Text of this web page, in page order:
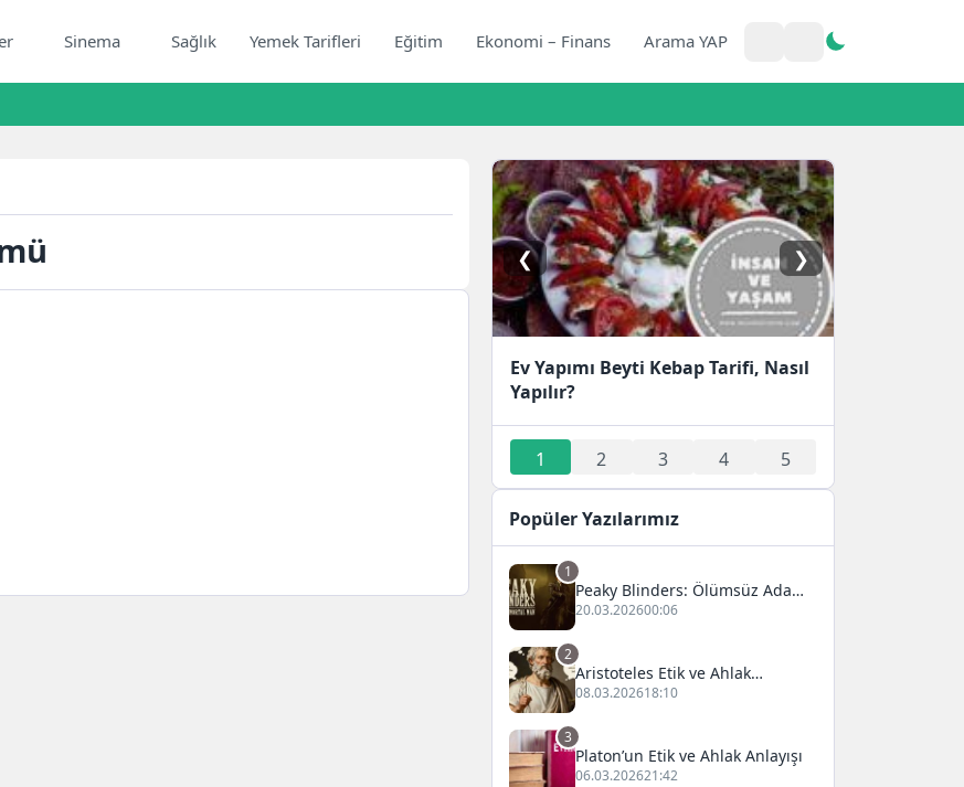
Sinema Sağlık Yemek Tarifleri Eğitim Ekonomi – Finans Arama YAP
Ev Yapımı Beyti Kebap Tarifi, Nasıl
Yapılır?
❮ ❯
1 2 3 4 5
Popüler Yazılarımız
1
Peaky Blinders: Ölümsüz Adam
Film Konusu, Oyuncuları ve
İnceleme
20.03.202600:06
2
Aristoteles Etik ve Ahlak
Felsefesi
08.03.202618:10
3
Platon’un Etik ve Ahlak Anlayışı
06.03.202621:42